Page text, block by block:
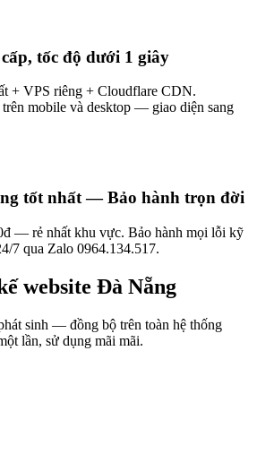
tốc độ dưới 1 giây
+ VPS riêng + Cloudflare CDN.
trên mobile và desktop — giao diện sang
tốt nhất — Bảo hành trọn đời
— rẻ nhất khu vực. Bảo hành mọi lỗi kỹ
7 qua Zalo 0964.134.517.
website Đà Nẵng
sinh — đồng bộ trên toàn hệ thống
lần, sử dụng mãi mãi.